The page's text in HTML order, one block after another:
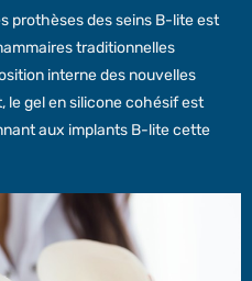
prothèses des seins B-lite est
traditionnelles
interne des nouvelles
gel en silicone cohésif est
aux implants B-lite cette